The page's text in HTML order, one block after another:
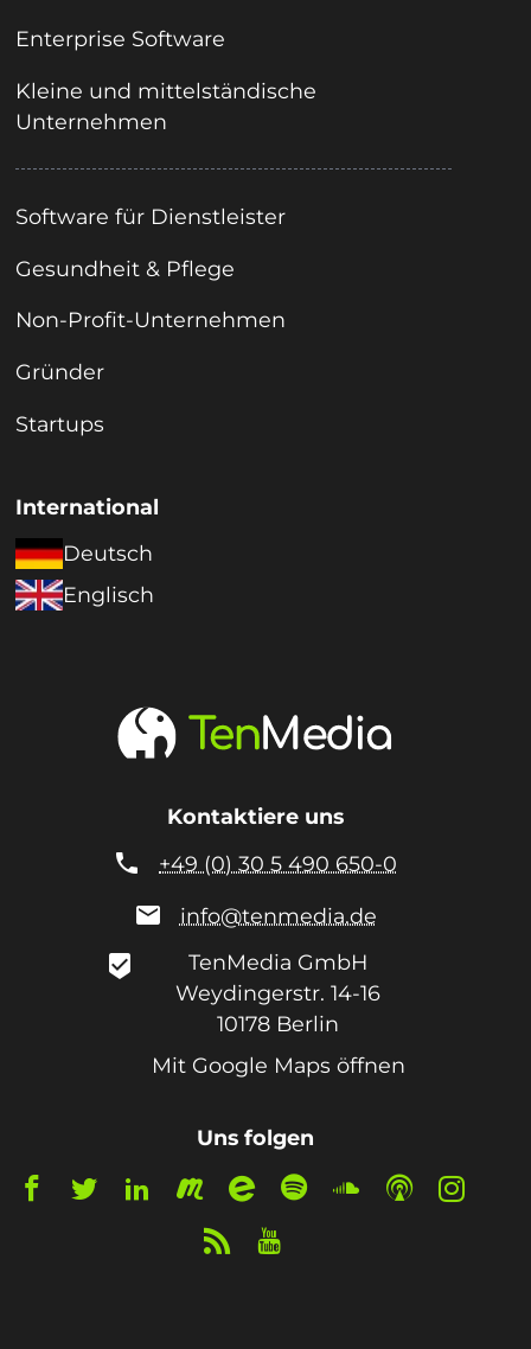
Enterprise Software
Kleine und mittelständische
Unternehmen
Software für Dienstleister
Gesundheit & Pflege
Non-Profit-Unternehmen
Gründer
Startups
International
Deutsch
Englisch
Kontaktiere uns
 +49 (0) 30 5 490 650-0
 info@tenmedia.de
beenhere
TenMedia GmbH
Weydingerstr. 14-16
10178 Berlin
Mit Google Maps öffnen
Uns folgen